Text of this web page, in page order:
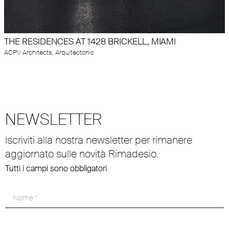
THE RESIDENCES AT 1428 BRICKELL, MIAMI
ACPV Architects, Arquitectonic
NEWSLETTER
Iscriviti alla nostra newsletter per rimanere
aggiornato sulle novità Rimadesio.
Tutti i campi sono obbligatori